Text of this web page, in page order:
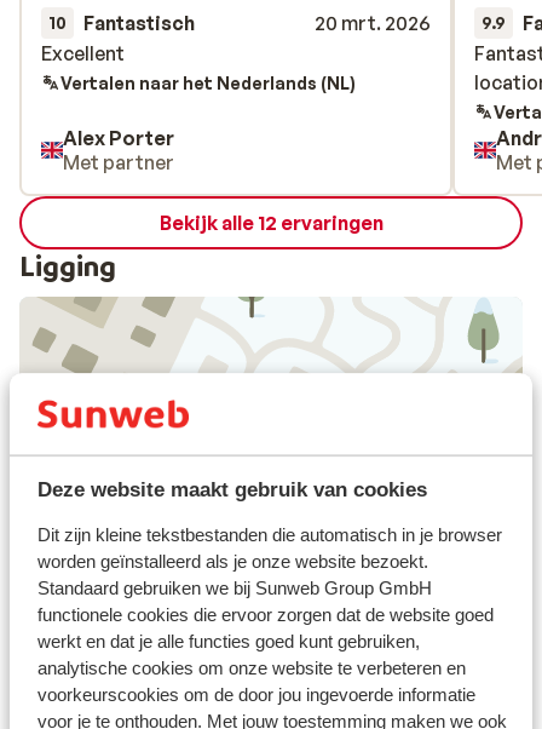
Deze website maakt gebruik van cookies
Dit zijn kleine tekstbestanden die automatisch in je browser
worden geïnstalleerd als je onze website bezoekt.
Standaard gebruiken we bij Sunweb Group GmbH
functionele cookies die ervoor zorgen dat de website goed
werkt en dat je alle functies goed kunt gebruiken,
analytische cookies om onze website te verbeteren en
voorkeurscookies om de door jou ingevoerde informatie
voor je te onthouden. Met jouw toestemming maken we ook
10 Fantastisch
20 mrt. 2026
Excellent
Excellent
Vertalen naar het Nederlands (NL)
Alex Porter
Met partner
9.9
Met
Bekijk alle 12 ervaringen
Ligging
Afstanden
Centrum: 200 m
Luchthaven innsbruck: 95 km
Treinstation: 100 m
Langlaufloipe: 50 m
Skibushalte: 200 m
Skilift hahnenkamm: 10 m